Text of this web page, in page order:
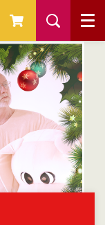
Menu